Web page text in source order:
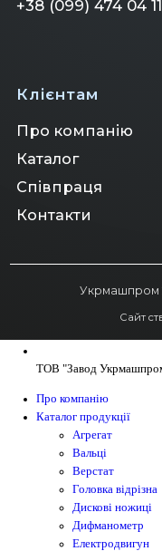
+38 (099) 474 04 11
Клієнтам
Клієнтам
Про компанію
Каталог
Співпраця
Контакти
Укрмашпром
Сайт
ТОВ "Завод
Про компанію
Каталог продукції
Агрегат
Вальці
Верстат
Головка відрізна
Дискові ножиці
Дифманометр
Електродвигун